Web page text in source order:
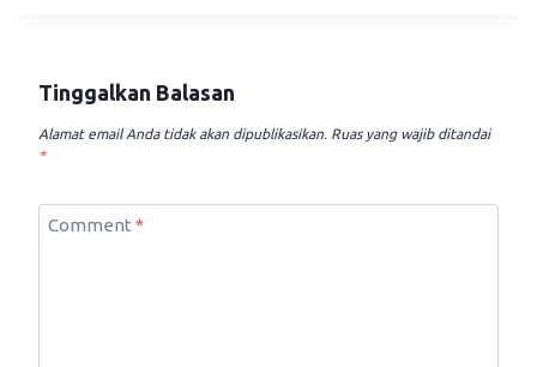
Tinggalkan Balasan
Alamat email Anda tidak akan dipublikasikan. Ruas yang wajib ditandai
*
Comment*